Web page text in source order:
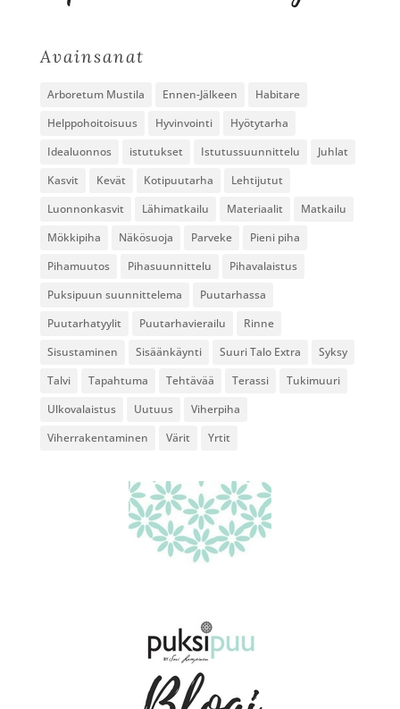
Avainsanat
Arboretum Mustila Ennen-Jälkeen
Habitare
Helppohoitoisuus
Hyvinvointi
Hyötytarha
Idealuonnos
istutukset Istutussuunnittelu
Juhlat
Kasvit
Kevät Kotipuutarha
Lehtijutut
Luonnonkasvit
Lähimatkailu Materiaalit
Matkailu
Mökkipiha
Näkösuoja Parveke
Pieni piha
Pihamuutos
Pihasuunnittelu
Pihavalaistus
Puksipuun suunnittelema
Puutarhassa
Puutarhatyylit
Puutarhavierailu
Rinne
Sisustaminen
Sisäänkäynti Suuri Talo Extra
Syksy
Talvi
Tapahtuma Tehtävää Terassi
Tukimuuri
Ulkovalaistus
Uutuus
Viherpiha
Viherrakentaminen
Värit Yrtit